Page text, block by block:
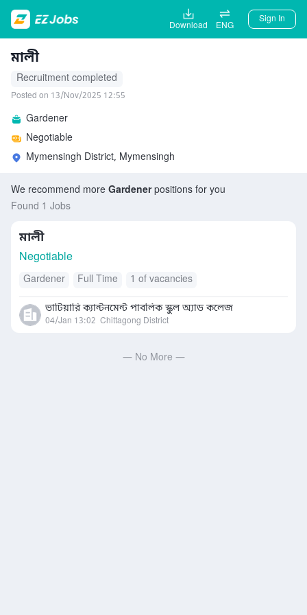
Download ENG
Sign In
মালী
Recruitment completed
Posted on 13/Nov/2025 12:55
Gardener
Negotiable
Mymensingh District, Mymensingh
We recommend more Gardenerpositions for you
Found 1 Jobs
মালী
Negotiable
Gardener Full Time 1 of vacancies
ভাটিয়ারি ক্যান্টনমেন্ট পাবলিক স্কুল অ্যাড কলেজ
04/Jan 13:02 Chittagong District
— No More —